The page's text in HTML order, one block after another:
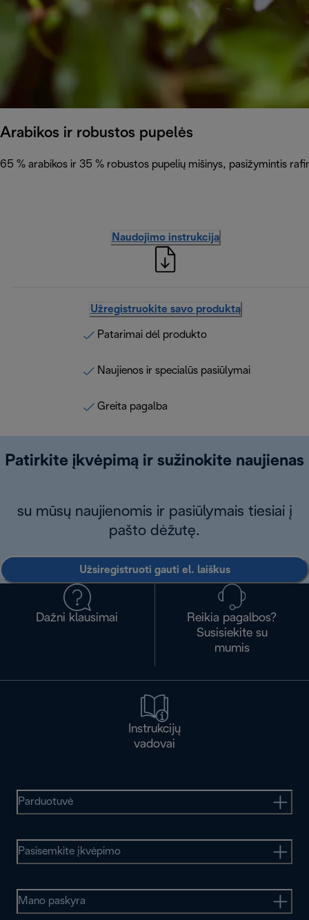
Arabikos ir robustos pupelės
65 % arabikos ir 35 % robustos pupelių mišinys, pasižymintis
Naudojimo instrukcija
Užregistruokite savo produktą
Patarimai dėl produkto
Naujienos ir specialūs pasiūlymai
Greita pagalba
Patirkite įkvėpimą ir sužinokite naujienas
su mūsų naujienomis ir pasiūlymais tiesiai į
pašto dėžutę.
Užsiregistruoti gauti el. laiškus
Dažni klausimai
Reikia pagalbos?
Susisiekite su
mumis
Instrukcijų
vadovai
Parduotuvė
Pasisemkite įkvėpimo
Mano paskyra